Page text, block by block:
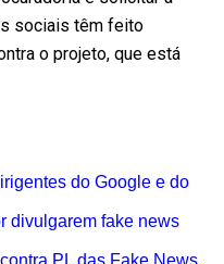
sociais têm feito
o projeto, que está
do Google e do
divulgarem fake news
PL das Fake News.